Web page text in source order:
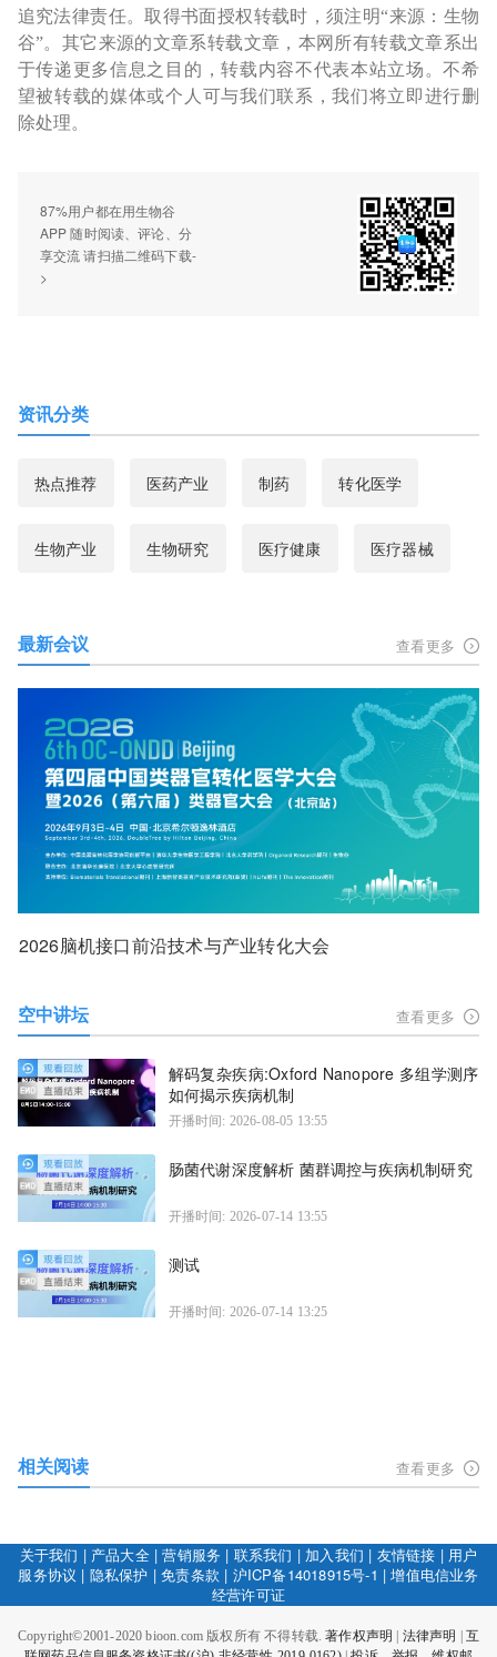
追究法律责任。取得书面授权转载时，须注明“来源：生物
谷”。其它来源的文章系转载文章，本网所有转载文章系出
于传递更多信息之目的，转载内容不代表本站立场。不希
望被转载的媒体或个人可与我们联系，我们将立即进行删
除处理。
87%用户都在用生物谷
APP 随时阅读、评论、分
享交流 请扫描二维码下载-
>
资讯分类
热点推荐 医药产业 制药 转化医学
生物产业 生物研究 医疗健康 医疗器械
最新会议 查看更多
2026脑机接口前沿技术与产业转化大会
空中讲坛 查看更多
解码复杂疾病:Oxford Nanopore 多组学测序
如何揭示疾病机制
开播时间: 2026-08-05 13:55
肠菌代谢深度解析 菌群调控与疾病机制研究
开播时间: 2026-07-14 13:55
测试
开播时间: 2026-07-14 13:25
相关阅读 查看更多
关于我们 | 产品大全|营销服务 | 联系我们 | 加入我们 | 友情链接 | 用户
服务协议 | 隐私保护 |免责条款 | 沪ICP备14018915号-1 |增值电信业务
经营许可证
Copyright©2001-2020 bioon.com 版权所有 不得转载.著作权声明 法律声明
互